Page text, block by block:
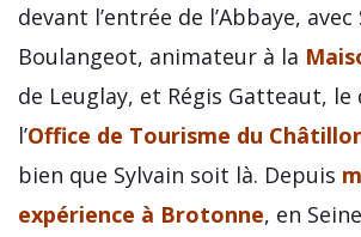
devant l’entrée de l’Abbaye, avec
Boulangeot, animateur à la
de Leuglay, et Régis Gatteaut,
l’Office de Tourisme du
bien que Sylvain soit là. Depuis
expérience à Brotonne, en